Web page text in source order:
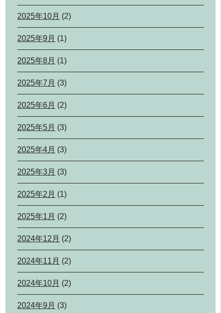
2025年10月 (2)
2025年9月 (1)
2025年8月 (1)
2025年7月 (3)
2025年6月 (2)
2025年5月 (3)
2025年4月 (3)
2025年3月 (3)
2025年2月 (1)
2025年1月 (2)
2024年12月 (2)
2024年11月 (2)
2024年10月 (2)
2024年9月 (3)